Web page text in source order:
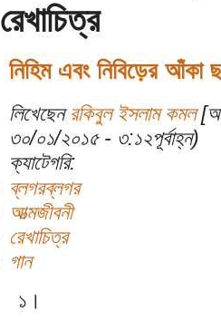
রেখাচিত্র
নিহিম এবং নিবিড়ের আঁকা
লিখেছেন রকিবুল ইসলাম কমল
৩০/০১/২০১৫ - ৩:১২পূর্বাহ্ন)
ক্যাটেগরি:
ব্লগরব্লগর
আত্মজীবনী
রেখাচিত্র
গান
১।